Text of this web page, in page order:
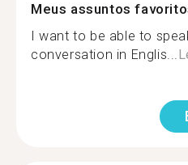
Meus assuntos
I want to be able to
conversation in Englis...